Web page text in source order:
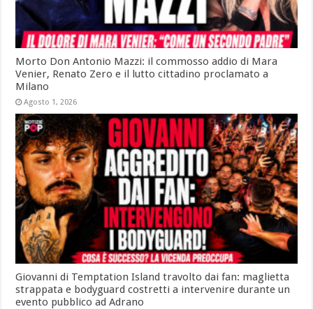
Morto Don Antonio Mazzi: il commosso addio di Mara
Venier, Renato Zero e il lutto cittadino proclamato a
Milano
Agosto 1, 2026
Giovanni di Temptation Island travolto dai fan: maglietta
strappata e bodyguard costretti a intervenire durante un
evento pubblico ad Adrano